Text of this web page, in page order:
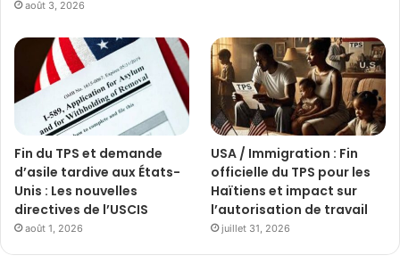
août 3, 2026
Fin du TPS et demande
d’asile tardive aux États-
Unis : Les nouvelles
directives de l’USCIS
août 1, 2026
USA / Immigration : Fin
officielle du TPS pour les
Haïtiens et impact sur
l’autorisation de travail
juillet 31, 2026